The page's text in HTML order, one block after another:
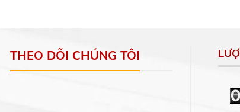
THEO DÕI CHÚNG TÔI